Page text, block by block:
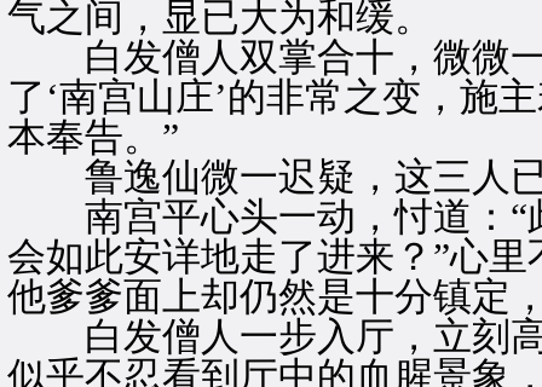
气之间，显已大为和缓。
白发僧人双掌合十，微微一
了‘南宫山庄’的非常之变，施
本奉告。”
鲁逸仙微一迟疑，这三人
南宫平心头一动，忖道：“
会如此安详地走了进来？”心
他爹爹面上却仍然是十分镇定
白发僧人一步入厅，立刻高
似乎不忍看到厅中的血腥景象